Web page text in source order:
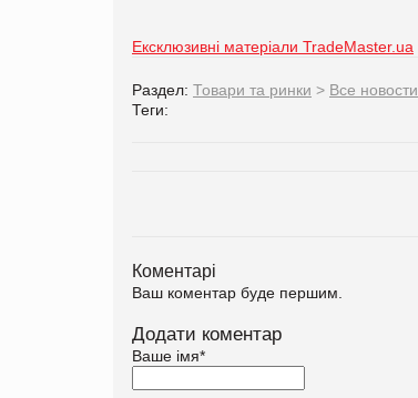
Ексклюзивні матеріали TradeMaster.ua
Раздел: Товари та ринки > Все новости
Теги:
Коментарі
Ваш коментар буде першим.
Додати коментар
Ваше імя*